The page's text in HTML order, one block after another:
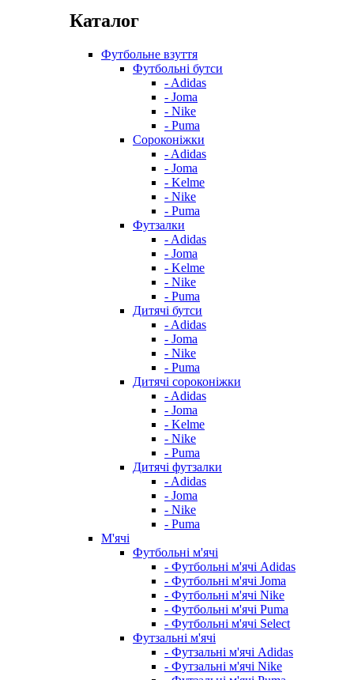
Каталог
Футбольне взуття
Футбольні бутси
- Adidas
- Joma
- Nike
- Puma
Сороконіжки
- Adidas
- Joma
- Kelme
- Nike
- Puma
Футзалки
- Adidas
- Joma
- Kelme
- Nike
- Puma
Дитячі бутси
- Adidas
- Joma
- Nike
- Puma
Дитячі сороконіжки
- Adidas
- Joma
- Kelme
- Nike
- Puma
Дитячі футзалки
- Adidas
- Joma
- Nike
- Puma
М'ячі
Футбольні м'ячі
- Футбольні м'ячі Adidas
- Футбольні м'ячі Joma
- Футбольні м'ячі Nike
- Футбольні м'ячі Puma
- Футбольні м'ячі Select
Футзальні м'ячі
- Футзальні м'ячі Adidas
- Футзальні м'ячі Nike